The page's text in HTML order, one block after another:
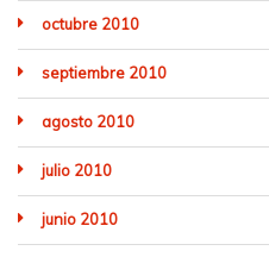
octubre 2010
septiembre 2010
agosto 2010
julio 2010
junio 2010